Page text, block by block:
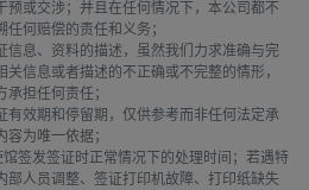
预或交涉；并且在任何情况下，本公司都不
何赔偿的责任和义务；
信息、资料的描述，虽然我们力求准确与完
信息或者描述的不正确或不完整的情形，
担任何责任；
有效期和停留期，仅供参考而非任何法定承
为唯一依据；
馆签发签证时正常情况下的处理时间；若遇特
部人员调整、签证打印机故障、打印纸缺失